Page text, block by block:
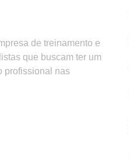
de treinamento e
que buscam ter um
profissional nas